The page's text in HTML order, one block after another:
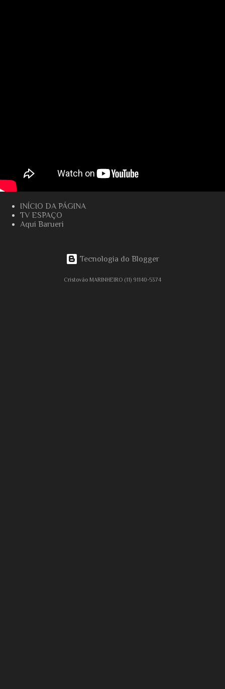
INÍCIO DA PÁGINA
TV ESPAÇO
Aqui Barueri
Tecnologia do Blogger
Cristovão MARINHEIRO (11) 91140-5374